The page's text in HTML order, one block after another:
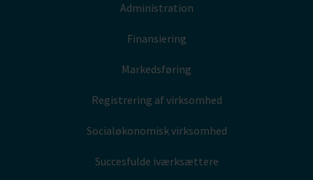
Administration
Finansiering
Markedsføring
Registrering af virksomhed
Socialøkonomisk virksomhed
Succesfulde iværksættere